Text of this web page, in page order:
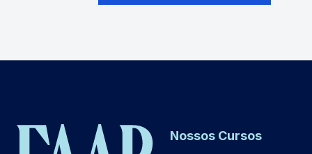
Nossos Cursos